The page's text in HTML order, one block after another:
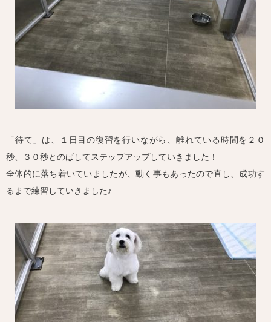
「待て」は、１日目の復習を行いながら、離れている時間を２０
秒、３０秒とのばしてステップアップしていきました！
全体的に落ち着いていましたが、動く事もあったので直し、成功す
るまで練習していきました♪